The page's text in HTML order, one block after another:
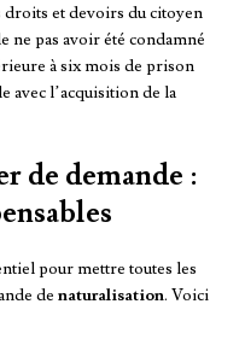
droits et devoirs du citoyen
ne pas avoir été condamné
à six mois de prison
avec l’acquisition de la
de demande :
pour mettre toutes les
de naturalisation. Voici